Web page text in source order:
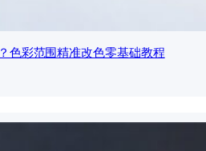
色彩范围精准改色零基础教程